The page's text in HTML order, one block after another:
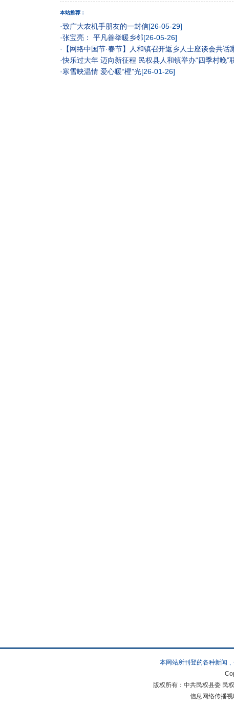
本站推荐：
·致广大农机手朋友的一封信[26-05-29]
·张宝亮： 平凡善举暖乡邻[26-05-26]
·
【网络中国节·春节】人和镇召开返乡人士座谈会共话
·快乐过大年 迈向新征程 民权县人和镇举办“四季村晚”
·寒雪映温情 爱心暖“橙”光[26-01-26]
本网站所刊登的各种新闻
版权所有：中共民权县委 民
信息网络传播